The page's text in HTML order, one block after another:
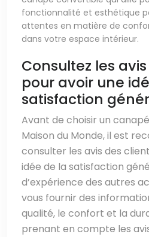
fonctionnalité et esthétique
attentes en matière de
dans votre espace intérieur.
Consultez les
pour avoir une
satisfaction
Avant de choisir un
Maison du Monde, il est
consulter les avis des
idée de la satisfaction
d’expérience des autres
vous fournir des
qualité, le confort et la
prenant en compte les